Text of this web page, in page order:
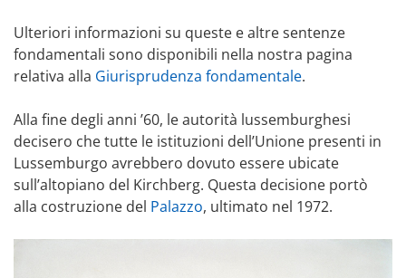
Ulteriori informazioni su queste e altre sentenze
fondamentali sono disponibili nella nostra pagina
relativa alla Giurisprudenza fondamentale.
Alla fine degli anni ’60, le autorità lussemburghesi
decisero che tutte le istituzioni dell’Unione presenti in
Lussemburgo avrebbero dovuto essere ubicate
sull’altopiano del Kirchberg. Questa decisione portò
alla costruzione del Palazzo, ultimato nel 1972.